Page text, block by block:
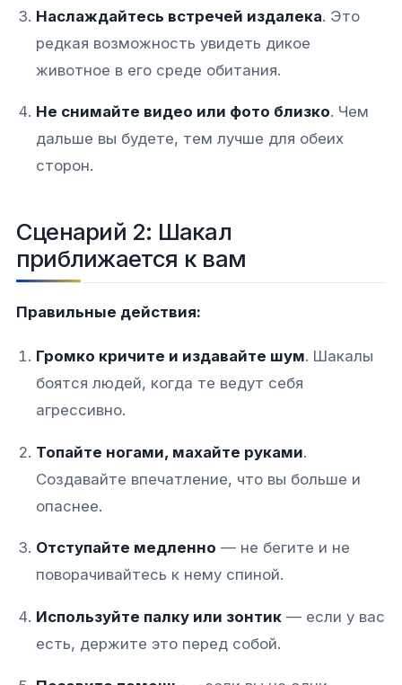
Наслаждайтесь встречей издалека. Это
редкая возможность увидеть дикое
животное в его среде обитания.
Не снимайте видео или фото близко. Чем
дальше вы будете, тем лучше для обеих
сторон.
Сценарий 2: Шакал
приближается к вам
Правильные действия:
Громко кричите и издавайте шум. Шакалы
боятся людей, когда те ведут себя
агрессивно.
Топайте ногами, махайте руками.
Создавайте впечатление, что вы больше и
опаснее.
Отступайте медленно — не бегите и не
поворачивайтесь к нему спиной.
Используйте палку или зонтик — если у вас
есть, держите это перед собой.